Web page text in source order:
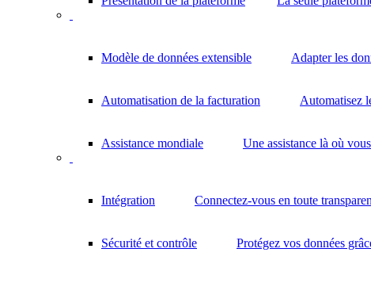
Modèle de données extensible Adapter les
Automatisation de la facturation Automatisez
Assistance mondiale Une assistance là où
Intégration Connectez-vous en toute
Sécurité et contrôle Protégez vos données